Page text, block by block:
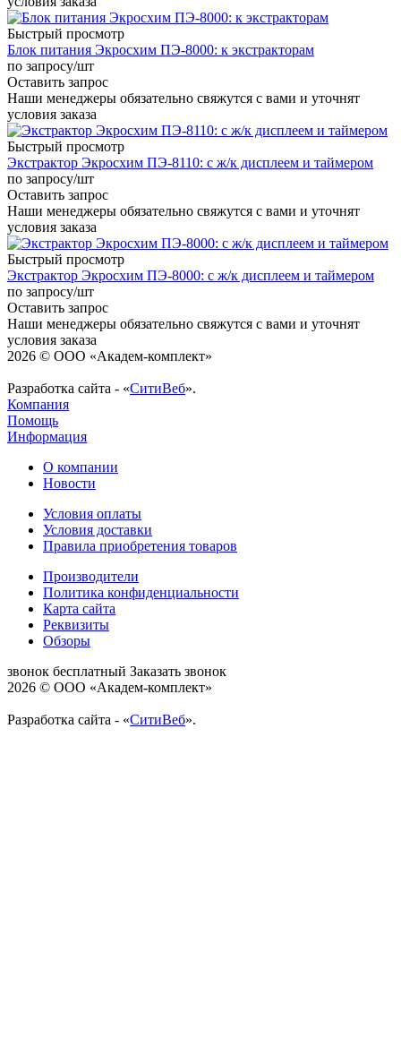
Быстрый просмотр
Блок питания Экросхим ПЭ-8000: к экстракторам
по запросу/шт
Оставить запрос
Наши менеджеры обязательно свяжутся с вами и уточнят
условия заказа
Быстрый просмотр
Экстрактор Экросхим ПЭ-8110: с ж/к дисплеем и таймером
по запросу/шт
Оставить запрос
Наши менеджеры обязательно свяжутся с вами и уточнят
условия заказа
Быстрый просмотр
Экстрактор Экросхим ПЭ-8000: с ж/к дисплеем и таймером
по запросу/шт
Оставить запрос
Наши менеджеры обязательно свяжутся с вами и уточнят
условия заказа
2026 © ООО «Академ-комплект»
Разработка сайта - «СитиВеб».
Компания
Помощь
Информация
О компании
Новости
Условия оплаты
Условия доставки
Правила приобретения товаров
Производители
Политика конфиденциальности
Карта сайта
Реквизиты
Обзоры
звонок бесплатный Заказать звонок
2026 © ООО «Академ-комплект»
Разработка сайта - «СитиВеб».